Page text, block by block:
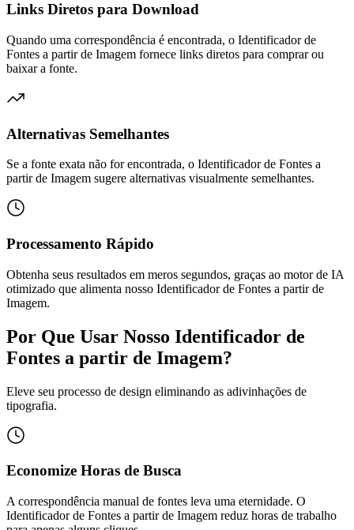
Links Diretos para Download
Quando uma correspondência é encontrada, o Identificador de
Fontes a partir de Imagem fornece links diretos para comprar ou
baixar a fonte.
Alternativas Semelhantes
Se a fonte exata não for encontrada, o Identificador de Fontes a
partir de Imagem sugere alternativas visualmente semelhantes.
Processamento Rápido
Obtenha seus resultados em meros segundos, graças ao motor de IA
otimizado que alimenta nosso Identificador de Fontes a partir de
Imagem.
Por Que Usar Nosso Identificador de
Fontes a partir de Imagem?
Eleve seu processo de design eliminando as adivinhações de
tipografia.
Economize Horas de Busca
A correspondência manual de fontes leva uma eternidade. O
Identificador de Fontes a partir de Imagem reduz horas de trabalho